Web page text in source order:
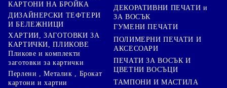
КАРТОНИ НА БРОЙКА
ДИЗАЙНЕРСКИ ТЕФТЕРИ
И БЕЛЕЖНИЦИ
ХАРТИИ, ЗАГОТОВКИ ЗА
КАРТИЧКИ, ПЛИКОВЕ
Пликове и комплекти
заготовки за картички
Перлени , Металик , Брокат
картони и хартии
ДЕКОРАТИВНИ ПЕЧАТИ и
ЗА ВОСЪК
ГУМЕНИ ПЕЧАТИ
ПОЛИМЕРНИ ПЕЧАТИ И
АКСЕСОАРИ
ПЕЧАТИ ЗА ВОСЪК И
ЦВЕТНИ ВОСЪЦИ
ТАМПОНИ И МАСТИЛА